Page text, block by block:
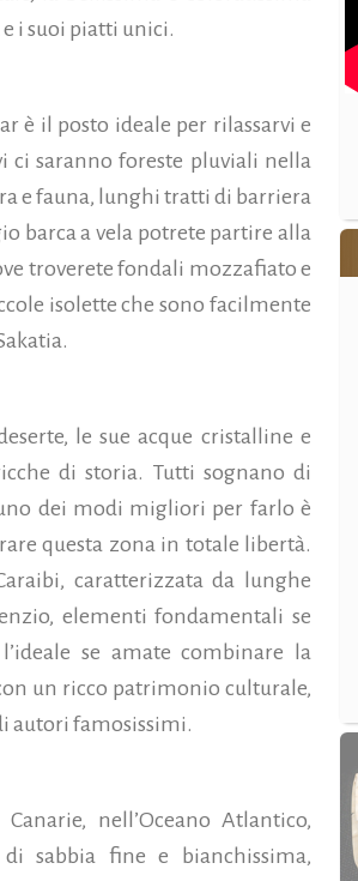
e i suoi piatti unici.
è il posto ideale per rilassarvi e
ci saranno foreste pluviali nella
e fauna, lunghi tratti di barriera
barca a vela potrete partire alla
troverete fondali mozzafiato e
isolette che sono facilmente
le sue acque cristalline e
di storia. Tutti sognano di
dei modi migliori per farlo è
questa zona in totale libertà.
caratterizzata da lunghe
elementi fondamentali se
se amate combinare la
un ricco patrimonio culturale,
autori famosissimi.
nell’Oceano Atlantico,
sabbia fine e bianchissima,